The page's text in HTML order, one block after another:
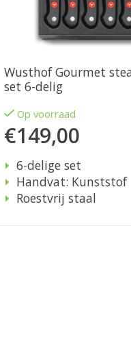
Wusthof Gourmet
set 6-delig
Op voorraad
€149,00
6-delige set
Handvat: Kunststof
Roestvrij staal